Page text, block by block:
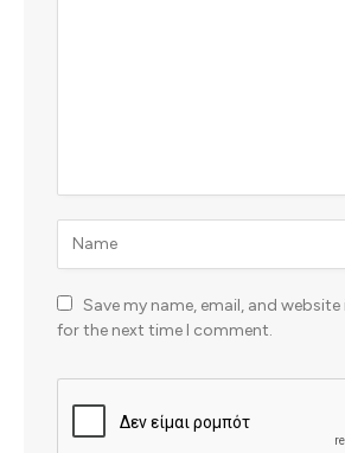
Save my name, email, and
for the next time I comment.